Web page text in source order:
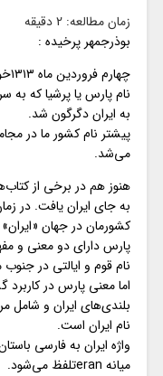
زمان مطالعه: 2 دقیقه
بوذرجمهر پرخیده :
نامپارسیاپرشیاکه به
به ایراندگرگون شد.
پیشتر نام کشور ما در
می‌شد.
هنوز هم در برخی از
به جای ایرانیافت. در
کشورمان در جهان «ایران»
پارس دارای دو معنی و
نام قوم و ایالتی در
اما معنی پارس در
بلندی‌های ایرانو شامل
نام ایراناست.
واژه ایران
میانه eranتلفظ می‌شود.